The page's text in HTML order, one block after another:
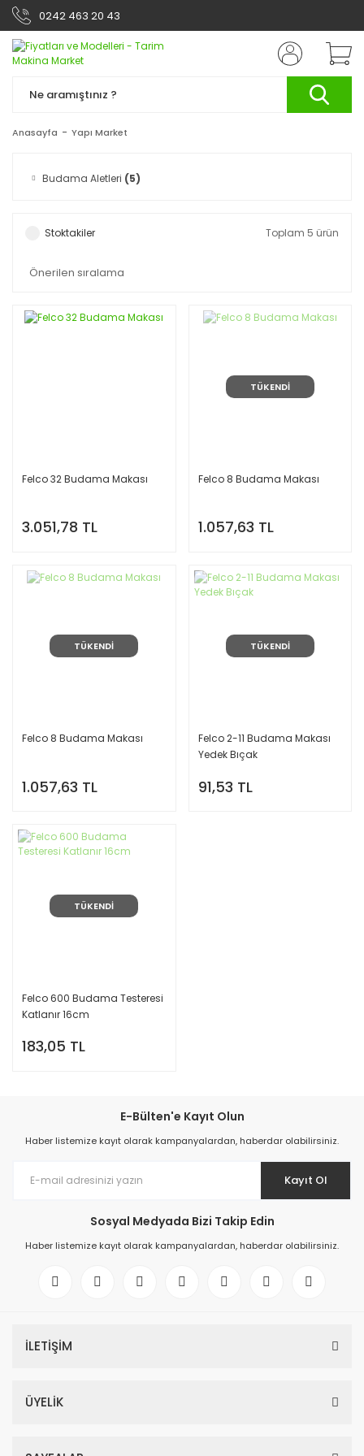
0242 463 20 43
Anasayfa Yapı Market
Budama Aletleri (5)
Stoktakiler Toplam 5 ürün
Felco 32 Budama Makası
3.051,78 TL
TÜKENDİ
Felco 8 Budama Makası
1.057,63 TL
TÜKENDİ
Felco 8 Budama Makası
1.057,63 TL
TÜKENDİ
Felco 2-11 Budama Makası
Yedek Bıçak
91,53 TL
TÜKENDİ
Felco 600 Budama Testeresi
Katlanır 16cm
183,05 TL
E-Bülten'e Kayıt Olun
Haber listemize kayıt olarak kampanyalardan, haberdar olabilirsiniz.
Kayıt Ol
Sosyal Medyada Bizi Takip Edin
Haber listemize kayıt olarak kampanyalardan, haberdar olabilirsiniz.
İLETİŞİM
ÜYELİK